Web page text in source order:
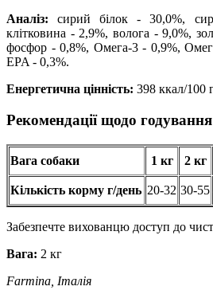
Аналіз:сирий білок - 30,0%,
клітковина - 2,9%, волога - 9,0%,
фосфор - 0,8%, Омега-3 - 0,9%,
EPA - 0,3%.
Енергетична цінність: 398 ккал/100
Рекомендації щодо
Вага собаки 1 кг 2 кг
Кількість корму г/день 20-32 30-55
Забезпечте вихованцю доступ до
Вага: 2 кг
Farmina, Італія